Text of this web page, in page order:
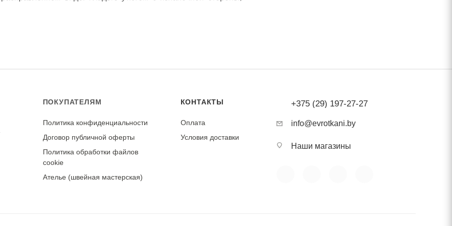
ПОКУПАТЕЛЯМ
Политика конфиденциальности
Договор публичной оферты
Политика обработки файлов
cookie
Ателье (швейная мастерская)
КОНТАКТЫ
Оплата
Условия доставки
+375 (29) 197-27-27
info@evrotkani.by
Наши магазины